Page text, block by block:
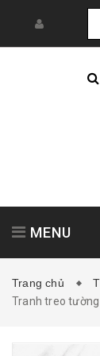
MENU
Tranh treo
Trang chủ
Tranh treo